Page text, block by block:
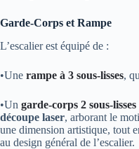
Garde-Corps et Rampe
L’escalier est équipé de :
•Une rampe à 3 sous-lisses,
•Un garde-corps 2 sous-lisses
découpe laser, arborant le
une dimension artistique, tout
au design général de l’escalier.